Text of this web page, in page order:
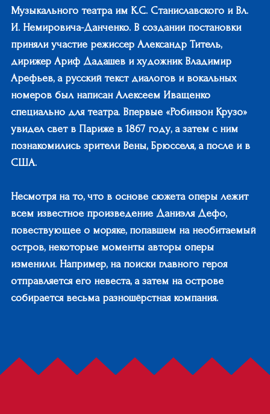
Музыкального театра им К.С. Станиславского и Вл.
И. Немировича-Данченко. В создании постановки
приняли участие режиссер Александр Титель,
дирижер Ариф Дадашев и художник Владимир
Арефьев, а русский текст диалогов и вокальных
номеров был написан Алексеем Иващенко
специально для театра. Впервые «Робинзон Крузо»
увидел свет в Париже в 1867 году, а затем с ним
познакомились зрители Вены, Брюсселя, а после и в
США.
Несмотря на то, что в основе сюжета оперы лежит
всем известное произведение Даниэля Дефо,
повествующее о моряке, попавшем на необитаемый
остров, некоторые моменты авторы оперы
изменили. Например, на поиски главного героя
отправляется его невеста, а затем на острове
собирается весьма разношёрстная компания.